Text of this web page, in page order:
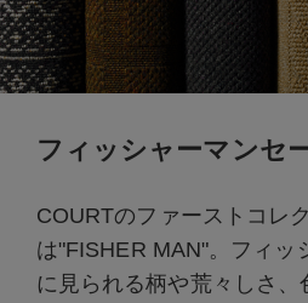
フィッシャーマンセ
COURTのファーストコレ
は"FISHER MAN"。フィッ
に見られる柄や荒々しさ、